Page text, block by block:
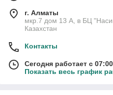
г. Алматы
мкр.7 дом 13 А, в БЦ
Казахстан
Контакты
Сегодня работает с
Показать весь график